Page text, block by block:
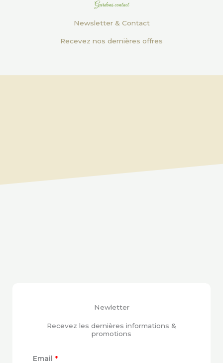
Gardons contact
Newsletter & Contact
Recevez nos dernières offres
Newletter
Recevez les dernières informations &
promotions
Email *